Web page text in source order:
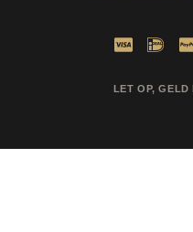
LET OP, GELD